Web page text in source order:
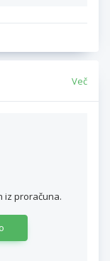
Več
iz proračuna.